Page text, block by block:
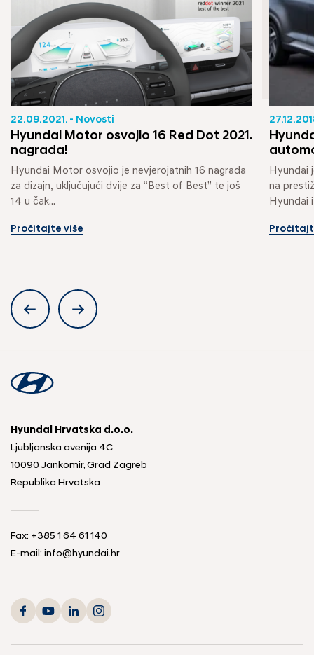
22.09.2021. - Novosti
Hyundai Motor osvojio 16 Red Dot 2021.
nagrada!
Hyundai Motor osvojio je nevjerojatnih 16 nagrada
za dizajn, uključujući dvije za “Best of Best” te još
14 u čak...
Pročitajte više
Hyundai
na
Hyundai
Hyundai Hrvatska d.o.o.
Ljubljanska avenija 4C
10090 Jankomir, Grad Zagreb
Republika Hrvatska
Fax: +385 1 64 61 140
E-mail: info@hyundai.hr